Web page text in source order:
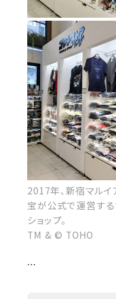
2017年、新宿マルイ
宝が公式で運営す
ショップ。
TM & © TOHO
...